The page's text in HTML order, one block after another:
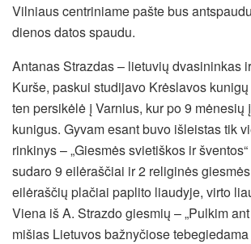
Vilniaus centriniame pašte bus
dienos datos spaudu.
Antanas Strazdas – lietuvių dvasininkas
Kurše, paskui studijavo Krėslavos
ten persikėlė į Varnius, kur po 9 mėnesių
kunigus. Gyvam esant buvo išleistas tik
rinkinys – „Giesmės svietiškos ir
sudaro 9 eilėraščiai ir 2 religinės
eilėraščių plačiai paplito liaudyje, virto
Viena iš A. Strazdo giesmių – „Pulkim
mišias Lietuvos bažnyčiose